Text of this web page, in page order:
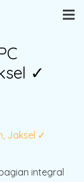
✓
Jaksel ✓
integral